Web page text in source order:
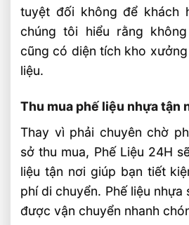
tuyệt đối không để khách
chúng tôi hiểu rằng
cũng có diện tích kho
liệu.
Thu mua phế liệu nhựa tận
Thay vì phải chuyên chờ
sở thu mua, Phế Liệu 24H
liệu tận nơi giúp bạn tiết
phí di chuyển. Phế liệu nhựa
được vận chuyển nhanh